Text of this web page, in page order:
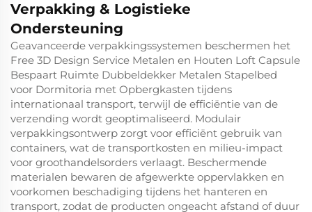
Verpakking & Logistieke
Ondersteuning
Geavanceerde verpakkingssystemen beschermen het
Free 3D Design Service Metalen en Houten Loft Capsule
Bespaart Ruimte Dubbeldekker Metalen Stapelbed
voor Dormitoria met Opbergkasten tijdens
internationaal transport, terwijl de efficiëntie van de
verzending wordt geoptimaliseerd. Modulair
verpakkingsontwerp zorgt voor efficiënt gebruik van
containers, wat de transportkosten en milieu-impact
voor groothandelsorders verlaagt. Beschermende
materialen bewaren de afgewerkte oppervlakken en
voorkomen beschadiging tijdens het hanteren en
transport, zodat de producten ongeacht afstand of duur